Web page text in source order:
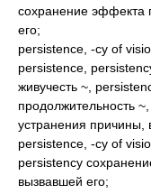
сохранение эффекта
его;
persistence, -cy of
persistence,
живучесть ~,
продолжительность
устранения причины,
persistence, -cy of
persistency
вызвавшей его;